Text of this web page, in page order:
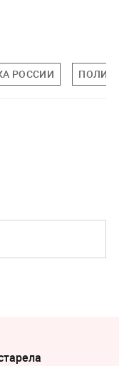
РОССИИ